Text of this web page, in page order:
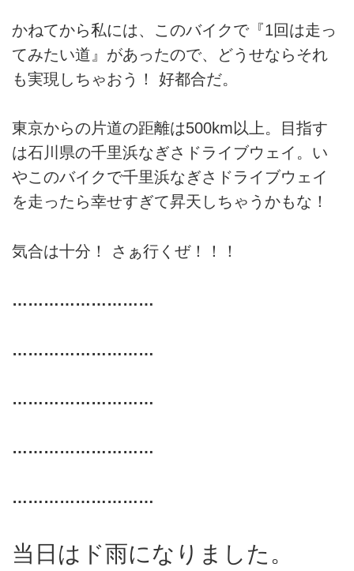
かねてから私には、このバイクで『1回は走っ
てみたい道』があったので、どうせならそれ
も実現しちゃおう！ 好都合だ。
東京からの片道の距離は500km以上。目指す
は石川県の千里浜なぎさドライブウェイ。い
やこのバイクで千里浜なぎさドライブウェイ
を走ったら幸せすぎて昇天しちゃうかもな！
気合は十分！ さぁ行くぜ！！！
………………………
………………………
………………………
………………………
………………………
当日はド雨になりました。